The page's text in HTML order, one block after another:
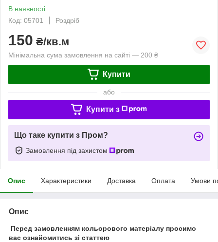
В наявності
Код: 05701
Роздріб
150 ₴/кв.м
Мінімальна сума замовлення на сайті — 200 ₴
Купити
або
Купити з
Що таке купити з Пром?
Замовлення під захистом
Опис Характеристики Доставка Оплата Умови
Опис
Перед замовленням кольорового матеріалу просимо
вас ознайомитись зі статтею